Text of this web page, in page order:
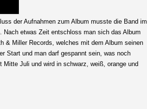
der Aufnahmen zum Album musste die Band im
Nach etwas Zeit entschloss man sich das Album
& Miller Records, welches mit dem Album seinen
Start und man darf gespannt sein, was noch
Juli und wird in schwarz, weiß, orange und